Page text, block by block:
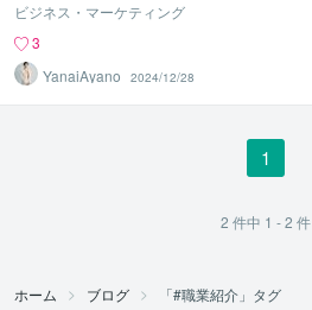
ビジネス・マーケティング
3
YanaiAyano
2024/12/28
1
2 件中 1 - 2 件
ホーム ブログ 「#職業紹介」タグ